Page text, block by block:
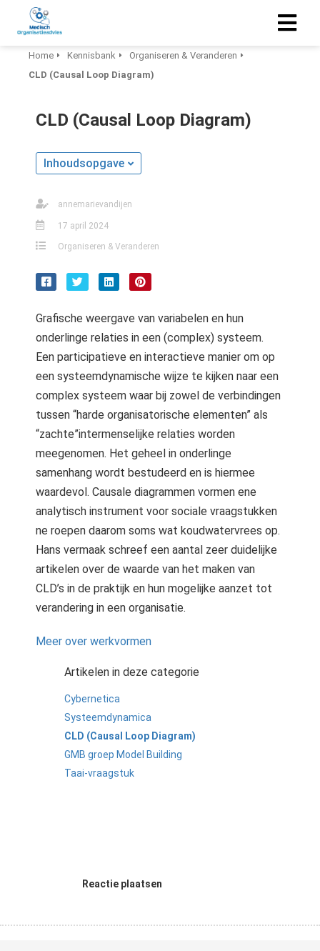
Home Kennisbank
Organiseren & Veranderen
CLD (Causal Loop Diagram)
CLD (Causal Loop Diagram)
Inhoudsopgave
annemarievandijen
17 april 2024
Organiseren & Veranderen
Grafische weergave van variabelen en hun
onderlinge relaties in een (complex) systeem.
Een participatieve en interactieve manier om op
een systeemdynamische wijze te kijken naar een
complex systeem waar bij zowel de verbindingen
tussen “harde organisatorische elementen” als
“zachte”intermenselijke relaties worden
meegenomen. Het geheel in onderlinge
samenhang wordt bestudeerd en is hiermee
waardevol. Causale diagrammen vormen ene
analytisch instrument voor sociale vraagstukken
ne roepen daarom soms wat koudwatervrees op.
Hans vermaak schreef een aantal zeer duidelijke
artikelen over de waarde van het maken van
CLD’s in de praktijk en hun mogelijke aanzet tot
verandering in een organisatie.
Meer over werkvormen
Artikelen in deze categorie
Cybernetica
Systeemdynamica
CLD (Causal Loop Diagram)
GMB groep Model Building
Taai-vraagstuk
Reactie plaatsen